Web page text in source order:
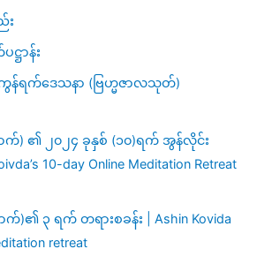
း
ဌာန်း
ရက်ဒေသနာ (ဗြဟ္မဇာလသုတ်)
က်) ၏ ၂၀၂၄ ခုနှစ် (၁၀)ရက် အွန်လိုင်း
10-day Online Meditation Retreat
)၏ ၃ ရက် တရားစခန်း | Ashin Kovida
retreat